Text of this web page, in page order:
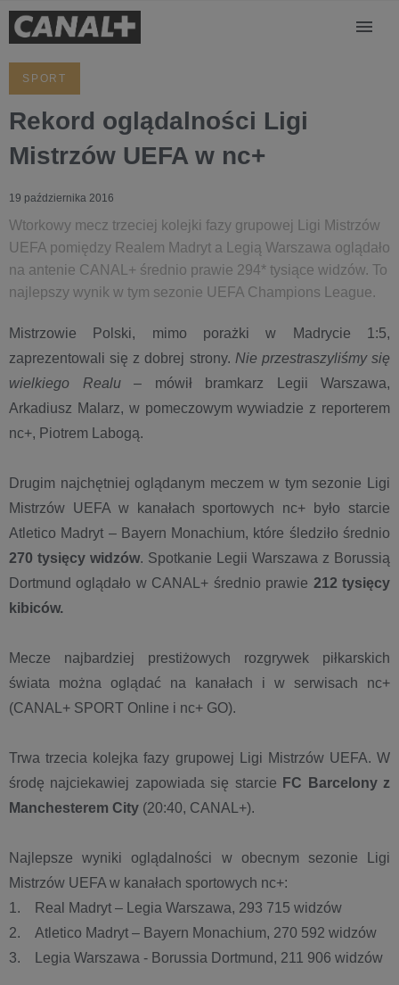
SPORT
Rekord oglądalności Ligi
Mistrzów UEFA w nc+
19 października 2016
Wtorkowy mecz trzeciej kolejki fazy grupowej Ligi Mistrzów
UEFA pomiędzy Realem Madryt a Legią Warszawa oglądało
na antenie CANAL+ średnio prawie 294* tysiące widzów. To
najlepszy wynik w tym sezonie UEFA Champions League.
Mistrzowie Polski, mimo porażki w Madrycie 1:5,
zaprezentowali się z dobrej strony. Nie przestraszyliśmy się
wielkiego Realu– mówił bramkarz Legii Warszawa,
Arkadiusz Malarz, w pomeczowym wywiadzie z reporterem
nc+, Piotrem Labogą.
Drugim najchętniej oglądanym meczem w tym sezonie Ligi
Mistrzów UEFA w kanałach sportowych nc+ było starcie
Atletico Madryt – Bayern Monachium, które śledziło średnio
270 tysięcy widzów. Spotkanie Legii Warszawa z Borussią
Dortmund oglądało w CANAL+ średnio prawie 212 tysięcy
kibiców.
Mecze najbardziej prestiżowych rozgrywek piłkarskich
świata można oglądać na kanałach i w serwisach nc+
(CANAL+ SPORT Online i nc+ GO).
Trwa trzecia kolejka fazy grupowej Ligi Mistrzów UEFA. W
środę najciekawiej zapowiada się starcie FC Barcelony z
Manchesterem City (20:40, CANAL+).
Najlepsze wyniki oglądalności w obecnym sezonie Ligi
Mistrzów UEFA w kanałach sportowych nc+:
1. Real Madryt – Legia Warszawa, 293 715 widzów
2. Atletico Madryt – Bayern Monachium, 270 592 widzów
3. Legia Warszawa - Borussia Dortmund, 211 906 widzów